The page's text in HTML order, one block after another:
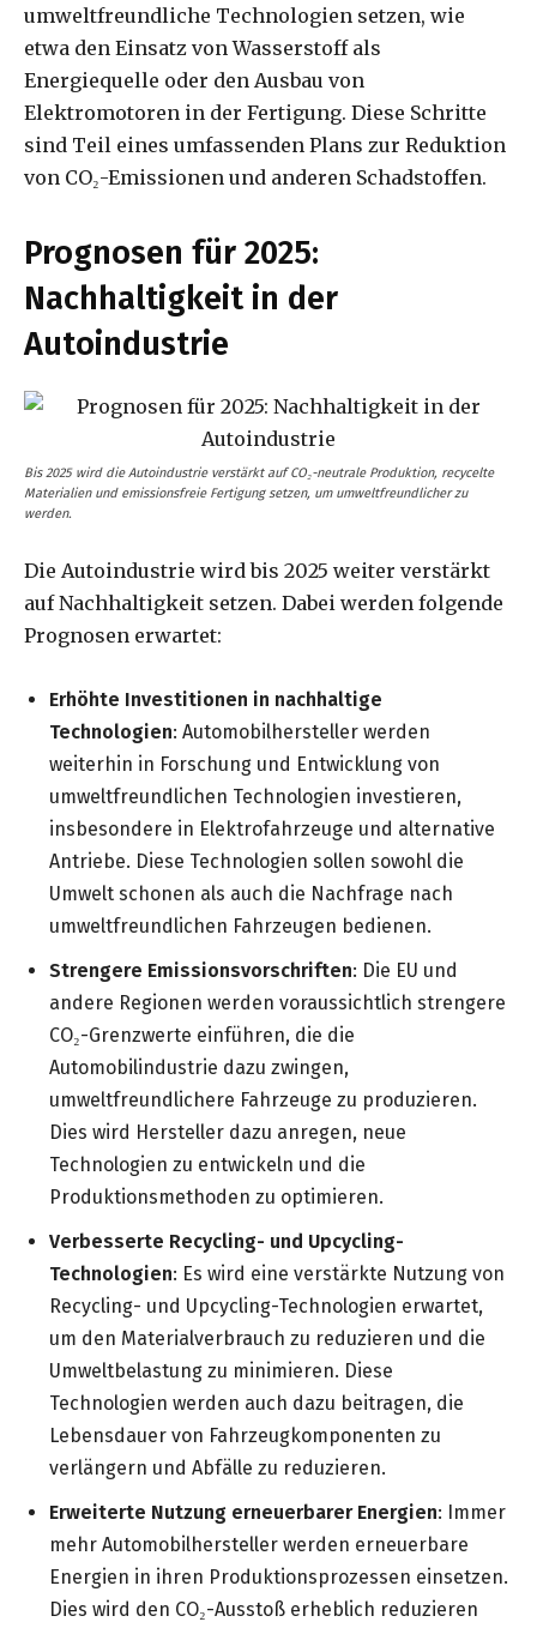
umweltfreundliche Technologien setzen, wie
etwa den Einsatz von Wasserstoff als
Energiequelle oder den Ausbau von
Elektromotoren in der Fertigung. Diese Schritte
sind Teil eines umfassenden Plans zur Reduktion
von CO₂-Emissionen und anderen Schadstoffen.
Prognosen für 2025:
Nachhaltigkeit in der
Autoindustrie
Bis 2025 wird die Autoindustrie verstärkt auf CO₂-neutrale Produktion, recycelte
Materialien und emissionsfreie Fertigung setzen, um umweltfreundlicher zu
werden.
Die Autoindustrie wird bis 2025 weiter verstärkt
auf Nachhaltigkeit setzen. Dabei werden folgende
Prognosen erwartet:
Erhöhte Investitionen in nachhaltige
Technologien: Automobilhersteller werden
weiterhin in Forschung und Entwicklung von
umweltfreundlichen Technologien investieren,
insbesondere in Elektrofahrzeuge und alternative
Antriebe. Diese Technologien sollen sowohl die
Umwelt schonen als auch die Nachfrage nach
umweltfreundlichen Fahrzeugen bedienen.
Strengere Emissionsvorschriften: Die EU und
andere Regionen werden voraussichtlich strengere
CO₂-Grenzwerte einführen, die die
Automobilindustrie dazu zwingen,
umweltfreundlichere Fahrzeuge zu produzieren.
Dies wird Hersteller dazu anregen, neue
Technologien zu entwickeln und die
Produktionsmethoden zu optimieren.
Verbesserte Recycling- und Upcycling-
Technologien: Es wird eine verstärkte Nutzung von
Recycling- und Upcycling-Technologien erwartet,
um den Materialverbrauch zu reduzieren und die
Umweltbelastung zu minimieren. Diese
Technologien werden auch dazu beitragen, die
Lebensdauer von Fahrzeugkomponenten zu
verlängern und Abfälle zu reduzieren.
Erweiterte Nutzung erneuerbarer Energien: Immer
mehr Automobilhersteller werden erneuerbare
Energien in ihren Produktionsprozessen einsetzen.
Dies wird den CO₂-Ausstoß erheblich reduzieren